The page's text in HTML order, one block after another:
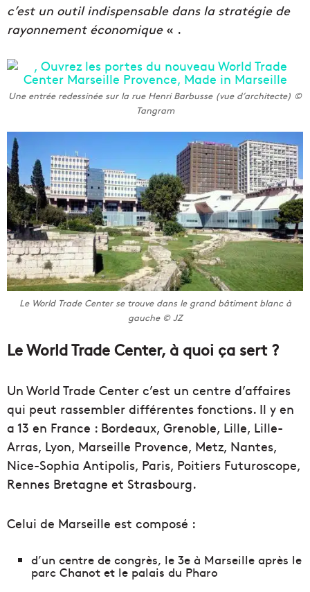
c’est un outil indispensable dans la stratégie de
rayonnement économique « .
Une entrée redessinée sur la rue Henri Barbusse (vue d’architecte) ©
Tangram
Le World Trade Center se trouve dans le grand bâtiment blanc à
gauche © JZ
Le World Trade Center, à quoi ça sert ?
Un World Trade Center c’est un centre d’affaires
qui peut rassembler différentes fonctions. Il y en
a 13 en France : Bordeaux, Grenoble, Lille, Lille-
Arras, Lyon, Marseille Provence, Metz, Nantes,
Nice-Sophia Antipolis, Paris, Poitiers Futuroscope,
Rennes Bretagne et Strasbourg.
Celui de Marseille est composé :
d’un centre de congrès, le 3e à Marseille après le
parc Chanot et le palais du Pharo